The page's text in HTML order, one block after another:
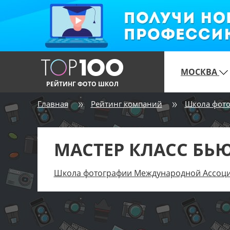
РЕЙТИНГ ФОТО ШКОЛ
МОСКВА
Главная Рейтинг компаний Школа
МАСТЕР КЛАСС
Школа фотографии Международной